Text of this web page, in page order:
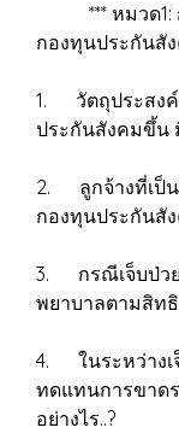
*** หมวด1: ก
กองทุนประกันสั
1. วัตถุประสงค์
ประกันสังคมขึ้น
2. ลูกจ้างที่เป็น
กองทุนประกันสั
3. กรณีเจ็บป่วย
พยาบาลตามสิทธิ
4. ในระหว่างเ
ทดแทนการขาด
อย่างไร..?